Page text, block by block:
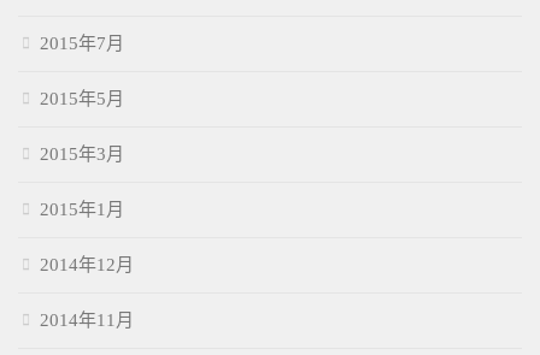
2015年7月
2015年5月
2015年3月
2015年1月
2014年12月
2014年11月